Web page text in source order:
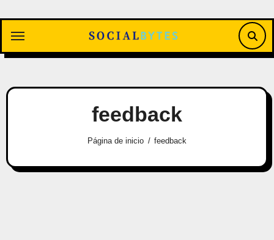
contenido
feedback
Página de inicio feedback